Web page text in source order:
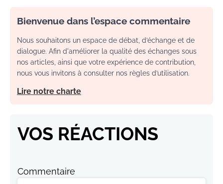
Bienvenue dans l’espace commentaire
Nous souhaitons un espace de débat, d’échange et de
dialogue. Afin d'améliorer la qualité des échanges sous
nos articles, ainsi que votre expérience de contribution,
nous vous invitons à consulter nos règles d’utilisation.
Lire notre charte
VOS RÉACTIONS
Commentaire